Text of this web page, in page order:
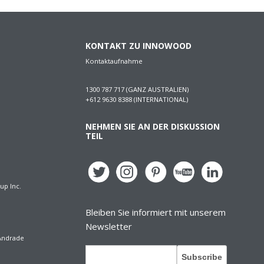
Inc.
KONTAKT ZU INNOWOOD
Kontaktaufnahme
1300 787 717 (GANZ AUSTRALIEN)
+612 9630 8388 (INTERNATIONAL)
NEHMEN SIE AN DER DISKUSSION
TEIL
Bleiben Sie informiert mit unserem
Newsletter